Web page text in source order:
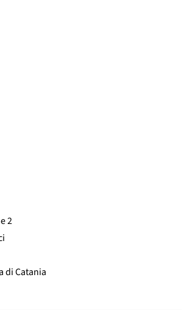
2
di Catania